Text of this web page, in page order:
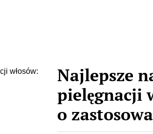
Najlepsze
pielęgnacji
o